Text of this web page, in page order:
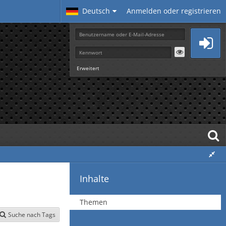
Deutsch Anmelden oder registrieren
Erweitert
Suche nach Tags
Inhalte
Themen